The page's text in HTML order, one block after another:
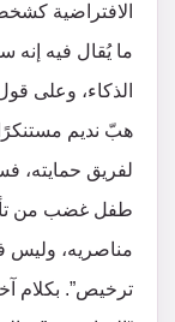
الافتراضية
ما يُقال فيه
الذكاء، وعلى
هبّ نديم
لفريق حمايته،
طفل غضب من
مناصريه، وليس
ترخيص”. بكلام